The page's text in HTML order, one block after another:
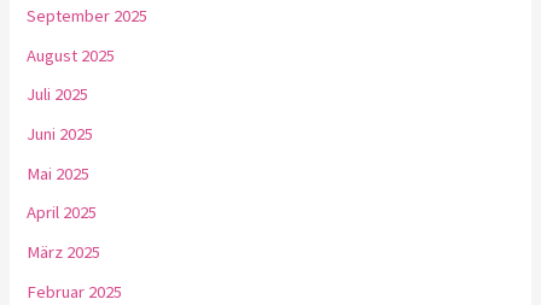
September 2025
August 2025
Juli 2025
Juni 2025
Mai 2025
April 2025
März 2025
Februar 2025